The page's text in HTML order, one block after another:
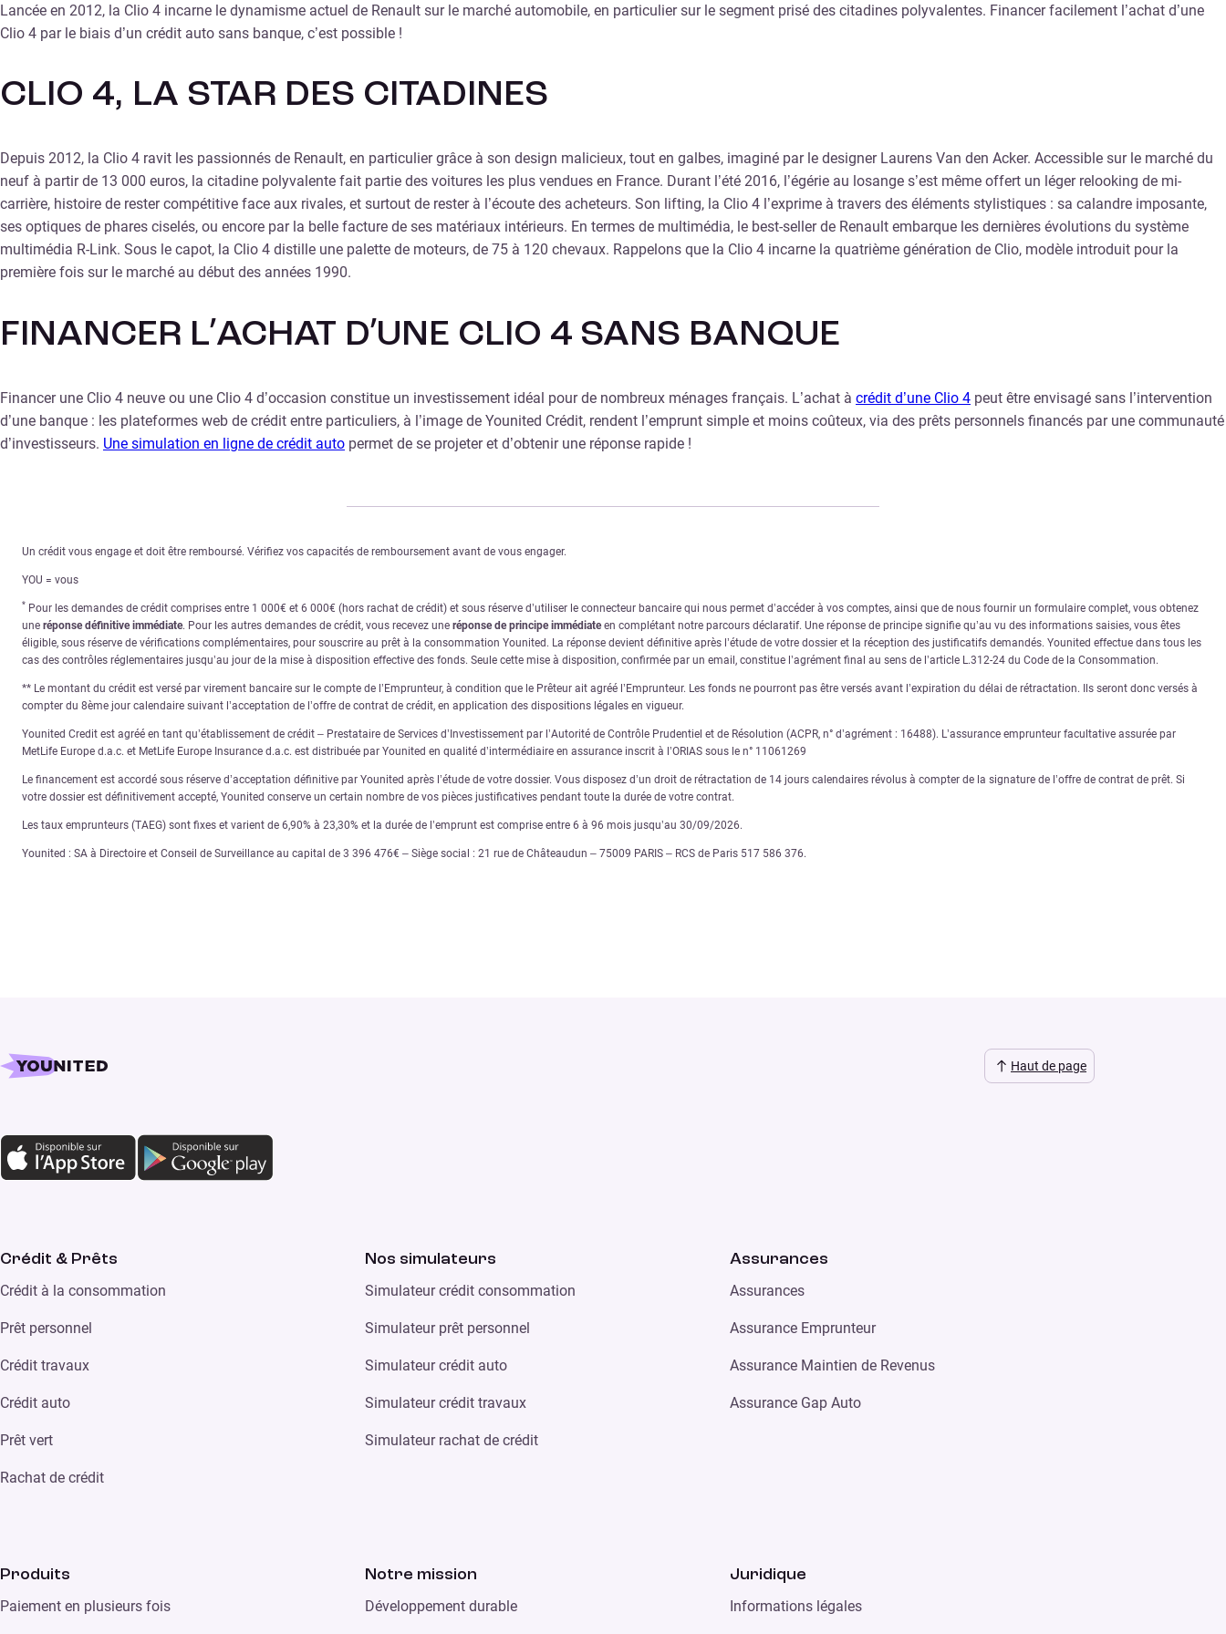
Lancée en 2012, la Clio 4 incarne le dynamisme actuel de Renault sur le marché automobile, en particulier sur le segment prisé des citadines polyvalentes. Financer facilement l’achat d’une
Clio 4 par le biais d’un crédit auto sans banque, c’est possible !
CLIO 4, LA STAR DES CITADINES
Depuis 2012, la Clio 4 ravit les passionnés de Renault, en particulier grâce à son design malicieux, tout en galbes, imaginé par le designer Laurens Van den Acker. Accessible sur le marché du
neuf à partir de 13 000 euros, la citadine polyvalente fait partie des voitures les plus vendues en France. Durant l’été 2016, l’égérie au losange s’est même offert un léger relooking de mi-
carrière, histoire de rester compétitive face aux rivales, et surtout de rester à l’écoute des acheteurs. Son lifting, la Clio 4 l’exprime à travers des éléments stylistiques : sa calandre imposante,
ses optiques de phares ciselés, ou encore par la belle facture de ses matériaux intérieurs. En termes de multimédia, le best-seller de Renault embarque les dernières évolutions du système
multimédia R-Link. Sous le capot, la Clio 4 distille une palette de moteurs, de 75 à 120 chevaux. Rappelons que la Clio 4 incarne la quatrième génération de Clio, modèle introduit pour la
première fois sur le marché au début des années 1990.
FINANCER L’ACHAT D’UNE CLIO 4 SANS BANQUE
Financer une Clio 4 neuve ou une Clio 4 d’occasion constitue un investissement idéal pour de nombreux ménages français. L’achat à crédit d’une Clio 4 peut être envisagé sans l’intervention
d’une banque : les plateformes web de crédit entre particuliers, à l’image de Younited Crédit, rendent l’emprunt simple et moins coûteux, via des prêts personnels financés par une communauté
d’investisseurs. Une simulation en ligne de crédit auto permet de se projeter et d’obtenir une réponse rapide !
Un crédit vous engage et doit être remboursé. Vérifiez vos capacités de remboursement avant de vous engager.
YOU = vous
* Pour les demandes de crédit comprises entre 1 000€ et 6 000€ (hors rachat de crédit) et sous réserve d’utiliser le connecteur bancaire qui nous permet d’accéder à vos comptes, ainsi que de nous fournir un formulaire complet, vous obtenez
une réponse définitive immédiate. Pour les autres demandes de crédit, vous recevez une réponse de principe immédiateen complétant notre parcours déclaratif. Une réponse de principe signifie qu’au vu des informations saisies, vous êtes
éligible, sous réserve de vérifications complémentaires, pour souscrire au prêt à la consommation Younited. La réponse devient définitive après l’étude de votre dossier et la réception des justificatifs demandés. Younited effectue dans tous les
cas des contrôles réglementaires jusqu’au jour de la mise à disposition effective des fonds. Seule cette mise à disposition, confirmée par un email, constitue l’agrément final au sens de l’article L.312-24 du Code de la Consommation.
** Le montant du crédit est versé par virement bancaire sur le compte de l’Emprunteur, à condition que le Prêteur ait agréé l’Emprunteur. Les fonds ne pourront pas être versés avant l’expiration du délai de rétractation. Ils seront donc versés à
compter du 8ème jour calendaire suivant l’acceptation de l’offre de contrat de crédit, en application des dispositions légales en vigueur.
Younited Credit est agréé en tant qu’établissement de crédit – Prestataire de Services d’Investissement par l’Autorité de Contrôle Prudentiel et de Résolution (ACPR, n° d’agrément : 16488). L’assurance emprunteur facultative assurée par
MetLife Europe d.a.c. et MetLife Europe Insurance d.a.c. est distribuée par Younited en qualité d’intermédiaire en assurance inscrit à l’ORIAS sous le n° 11061269
Le financement est accordé sous réserve d’acceptation définitive par Younited après l’étude de votre dossier. Vous disposez d’un droit de rétractation de 14 jours calendaires révolus à compter de la signature de l’offre de contrat de prêt. Si
votre dossier est définitivement accepté, Younited conserve un certain nombre de vos pièces justificatives pendant toute la durée de votre contrat.
Les taux emprunteurs (TAEG) sont fixes et varient de 6,90% à 23,30% et la durée de l’emprunt est comprise entre 6 à 96 mois jusqu’au 30/09/2026.
Younited : SA à Directoire et Conseil de Surveillance au capital de 3 396 476€ – Siège social : 21 rue de Châteaudun – 75009 PARIS – RCS de Paris 517 586 376.
Haut de page
Crédit & Prêts
Crédit à la consommation
Prêt personnel
Crédit travaux
Crédit auto
Prêt vert
Rachat de crédit
Nos simulateurs
Simulateur crédit consommation
Simulateur prêt personnel
Simulateur crédit auto
Simulateur crédit travaux
Simulateur rachat de crédit
Assurances
Assurances
Assurance Emprunteur
Assurance Maintien de Revenus
Assurance Gap Auto
Produits
Paiement en plusieurs fois
Notre mission
Développement durable
Juridique
Informations légales